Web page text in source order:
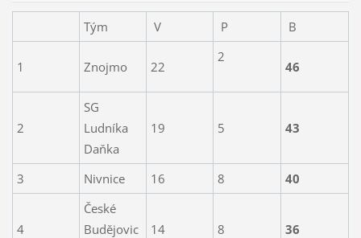
Tým V P B
1 Znojmo 22
2
46
2
SG
Ludníka
Daňka
19 5 43
3 Nivnice 16 8 40
4
České
Budějovic
14 8 36